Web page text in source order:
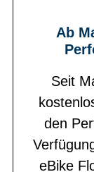
Ab
Seit
den
eBike